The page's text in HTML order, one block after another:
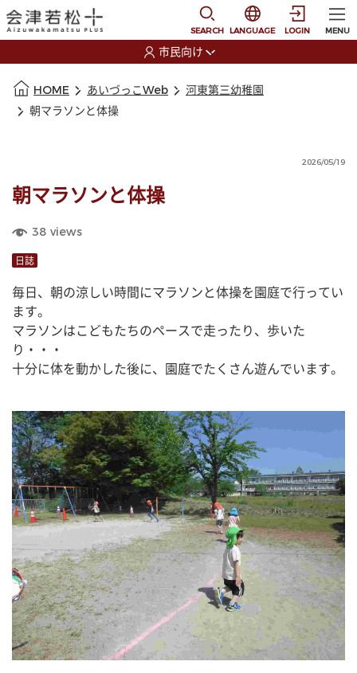
SEARCH
選択すると言語の切
LANGUAGE LOGIN MENU
市民向け
HOME あいづっこWeb
河東第三幼稚園
朝マラソンと体操
2026/05/19
朝マラソンと体操
38 views
日誌
毎日、朝の涼しい時間にマラソンと体操を園庭で行ってい
ます。
マラソンはこどもたちのペースで走ったり、歩いた
り・・・
十分に体を動かした後に、園庭でたくさん遊んでいます。